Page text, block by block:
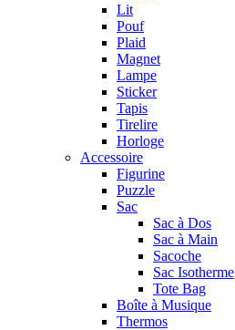
Lit
Pouf
Plaid
Magnet
Lampe
Sticker
Tapis
Tirelire
Horloge
Accessoire
Figurine
Puzzle
Sac
Sac à Dos
Sac à Main
Sacoche
Sac Isotherme
Tote Bag
Boîte à Musique
Thermos